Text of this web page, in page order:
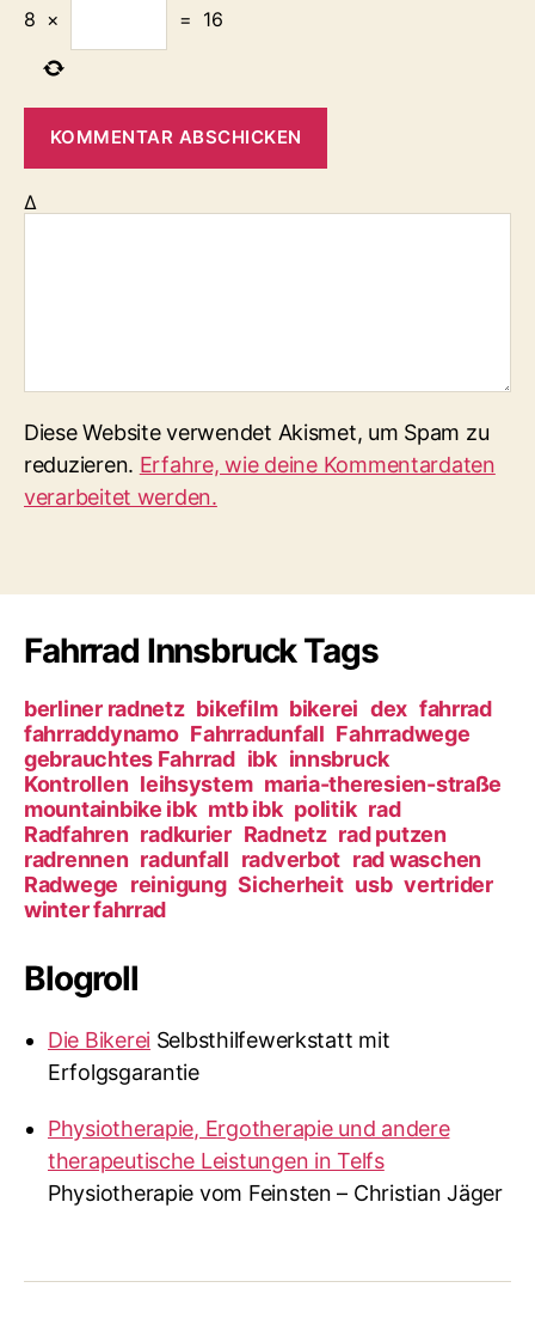
8 × = 16
Δ
Diese Website verwendet Akismet, um Spam zu
reduzieren. Erfahre, wie deine Kommentardaten
verarbeitet werden.
Fahrrad Innsbruck Tags
berliner radnetz bikefilm bikerei dex fahrrad
fahrraddynamo Fahrradunfall Fahrradwege
gebrauchtes Fahrrad ibk innsbruck
Kontrollen leihsystem maria-theresien-straße
mountainbike ibk mtb ibk politik rad
Radfahren radkurier Radnetz rad putzen
radrennen radunfall radverbot rad waschen
Radwege reinigung Sicherheit usb vertrider
winter fahrrad
Blogroll
Die Bikerei Selbsthilfewerkstatt mit
Erfolgsgarantie
Physiotherapie, Ergotherapie und andere
therapeutische Leistungen in Telfs
Physiotherapie vom Feinsten – Christian Jäger